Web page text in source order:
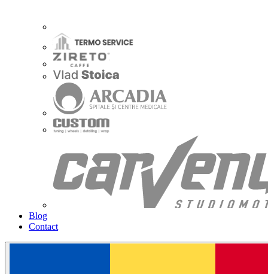
Blog
Contact